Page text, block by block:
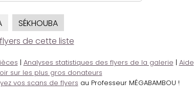
SÉKHOUBA
de cette liste
| Analyses statistiques des flyers de la galerie | Aide
sur les plus gros donateurs
vos scans de flyers au Professeur MÉGABAMBOU !